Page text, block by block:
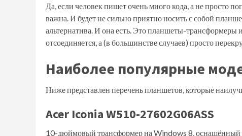
Да, если человек пишет очень много кода, а не просто
важна. И будет не сильно приятно носить с собой
альтернатива. И она есть. Это планшеты-
отсоединяется, а (в большинстве случаев) просто
Наиболее популярные
Ниже представлен перечень планшетов, которые
Acer Iconia W510-27602G06ASS
10-дюймовый трансформер на Windows 8,